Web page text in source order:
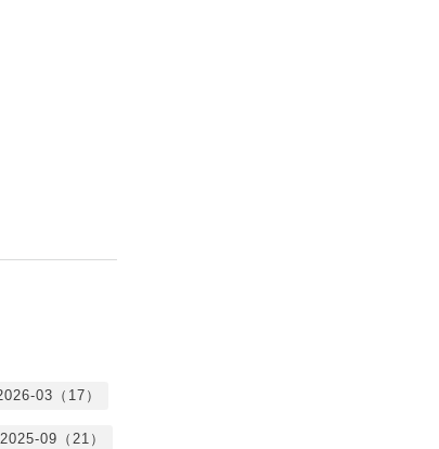
03（17）
2025-09（21）